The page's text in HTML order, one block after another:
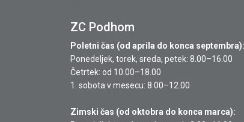
ZC Podhom
Poletni čas (od aprila do konca septembra):
Ponedeljek, torek, sreda, petek: 8.00–16.00
Četrtek: od 10.00–18.00
1. sobota v mesecu: 8.00–12.00
Zimski čas (od oktobra do konca marca):